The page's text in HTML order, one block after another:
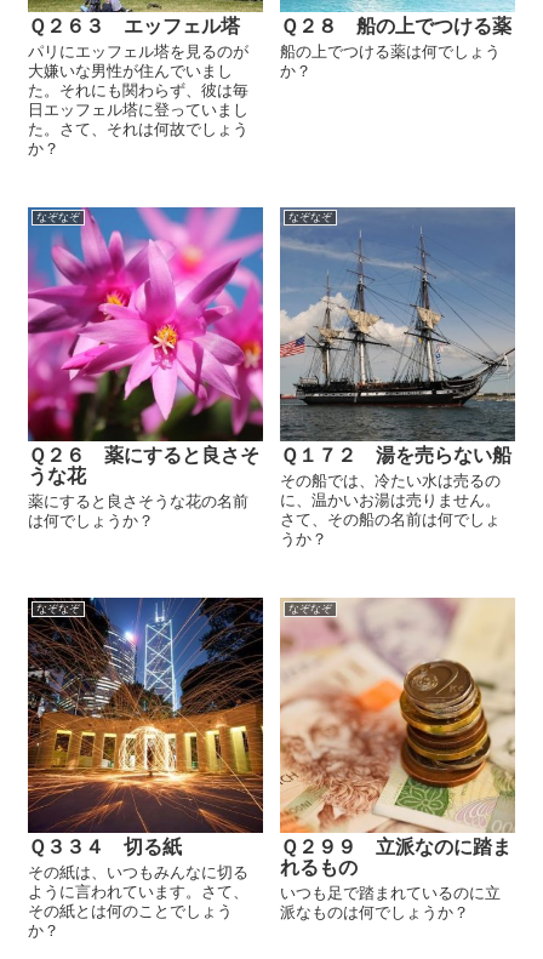
Ｑ２６３ エッフェル塔
パリにエッフェル塔を見るのが
大嫌いな男性が住んでいまし
た。それにも関わらず、彼は毎
日エッフェル塔に登っていまし
た。さて、それは何故でしょう
か？
Ｑ２８ 船の上でつける薬
船の上でつける薬は何でしょう
か？
なぞなぞ
Ｑ２６ 薬にすると良さそ
うな花
薬にすると良さそうな花の名前
は何でしょうか？
なぞなぞ
Ｑ１７２ 湯を売らない船
その船では、冷たい水は売るの
に、温かいお湯は売りません。
さて、その船の名前は何でしょ
うか？
なぞなぞ
Ｑ３３４ 切る紙
その紙は、いつもみんなに切る
ように言われています。さて、
その紙とは何のことでしょう
か？
なぞなぞ
Ｑ２９９ 立派なのに踏ま
れるもの
いつも足で踏まれているのに立
派なものは何でしょうか？